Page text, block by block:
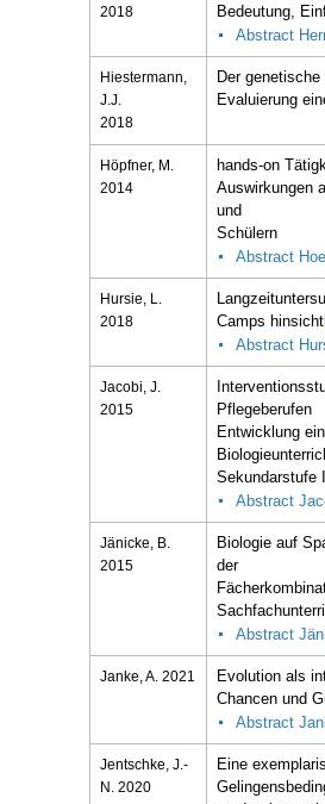
2018
Bedeutung,
Abstract
Hiestermann,
J.J.
2018
Der
Evaluierung
Höpfner, M.
2014
hands-on
Auswirkungen
und
Schülern
Abstract
Hursie, L.
2018
Camps
Abstract
Jacobi, J.
2015
Pflegeberufen
Entwicklung
Sekundarstufe
Abstract
Jänicke, B.
2015
Biologie auf
der
Abstract
Janke, A. 2021
Evolution als
Chancen und
Abstract
Jentschke, J.-
N. 2020
Eine